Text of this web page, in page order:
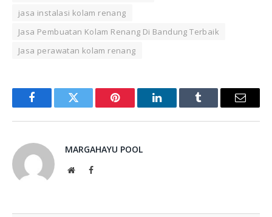
jasa instalasi kolam renang
Jasa Pembuatan Kolam Renang Di Bandung Terbaik
Jasa perawatan kolam renang
FacebookTwitter Pinterest LinkedInTumblr Email
MARGAHAYU POOL
WebsiteFacebook